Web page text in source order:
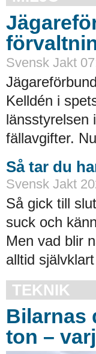
Svensk Jakt
Kelldén i
länsstyrelsen
fällavgifter.
Så tar du
Svensk Jakt
Så gick till
suck och
Men vad blir
alltid
TEKNIK
Bilarnas
ton –